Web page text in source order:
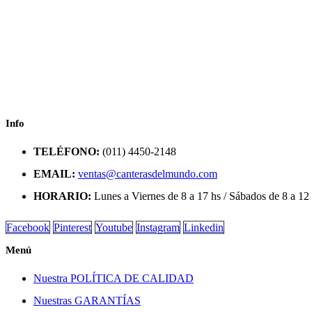
Info
TELÉFONO: (011) 4450-2148
EMAIL: ventas@canterasdelmundo.com
HORARIO: Lunes a Viernes de 8 a 17 hs / Sábados de 8 a 12
Facebook Pinterest Youtube Instagram Linkedin
Menú
Nuestra POLÍTICA DE CALIDAD
Nuestras GARANTÍAS